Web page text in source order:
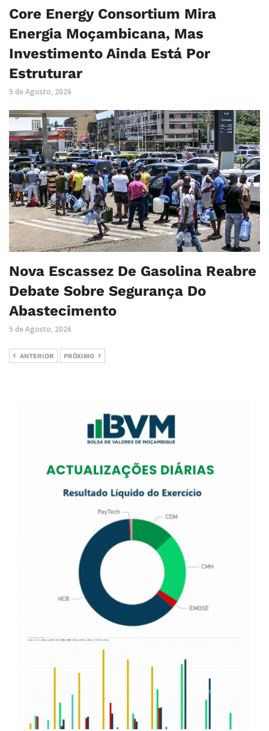
Core Energy Consortium Mira
Energia Moçambicana, Mas
Investimento Ainda Está Por
Estruturar
5 de Agosto, 2026
Nova Escassez De Gasolina Reabre
Debate Sobre Segurança Do
Abastecimento
5 de Agosto, 2026
ANTERIOR PRÓXIMO